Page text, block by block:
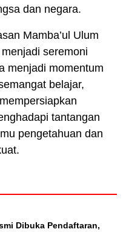
dan negara.
Mamba’ul Ulum
seremoni
menjadi momentum
belajar,
tantangan
pengetahuan dan
Dibuka Pendaftaran,